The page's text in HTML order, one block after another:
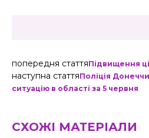
попередня статтяПідвищення
наступна статтяПоліція
ситуацію в області за 5 червня
СХОЖІ МАТЕРІАЛИ